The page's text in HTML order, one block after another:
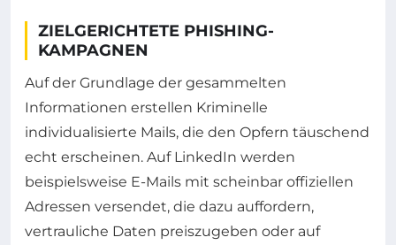
ZIELGERICHTETE PHISHING-
KAMPAGNEN
Auf der Grundlage der gesammelten
Informationen erstellen Kriminelle
individualisierte Mails, die den Opfern täuschend
echt erscheinen. Auf LinkedIn werden
beispielsweise E-Mails mit scheinbar offiziellen
Adressen versendet, die dazu auffordern,
vertrauliche Daten preiszugeben oder auf